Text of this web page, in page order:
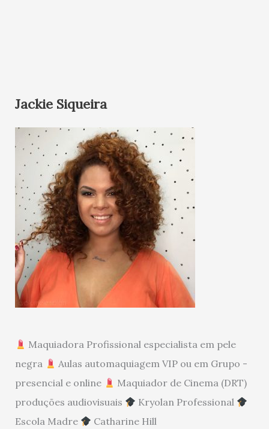
Jackie Siqueira
Maquiadora Profissional especialista em pele
negra
Aulas automaquiagem VIP ou em Grupo -
presencial e online
Maquiador de Cinema (DRT)
produções audiovisuais
Kryolan Professional
Escola Madre
Catharine Hill